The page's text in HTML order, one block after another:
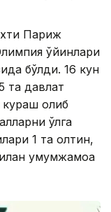
Париж
ўйинлари
бўлди. 16 кун
та давлат
кураш олиб
қўлга
1 та олтин,
умумжамоа